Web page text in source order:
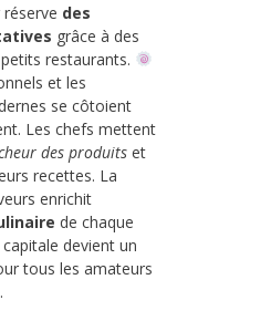
des
grâce à des
restaurants.
et les
se côtoient
Les chefs mettent
des produits et
recettes. La
enrichit
de chaque
devient un
tous les amateurs